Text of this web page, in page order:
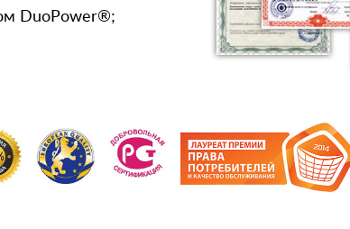
DuoPower®;